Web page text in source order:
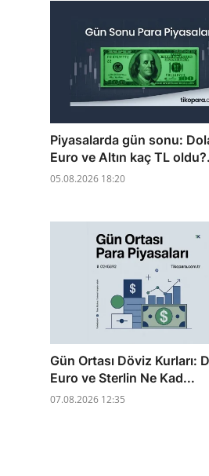
Piyasalarda gün sonu:
Euro ve Altın kaç TL
05.08.2026 18:20
Gün Ortası Döviz Kurları:
Euro ve Sterlin Ne Kad...
07.08.2026 12:35